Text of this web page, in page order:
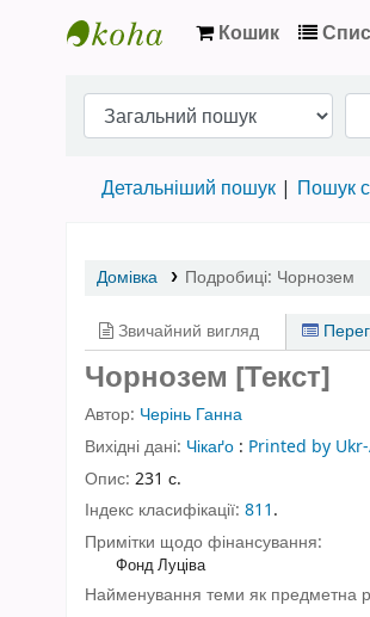
Кошик
Детальніший пошук Пошук
Домівка Подробиці: Чорнозем
Звичайний вигляд
Чорнозем [Текст]
Автор: Черінь Ганна
Вихідні дані: Чікаґо : Printed by
Опис: 231 с.
Індекс класифікації: 811.
Примітки щодо фінансування:
Фонд Луціва
Найменування теми як предметна